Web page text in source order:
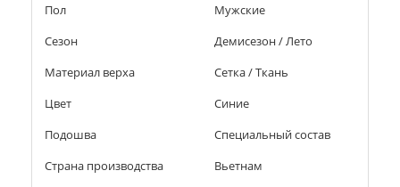
Пол
Мужские
Сезон
Демисезон / Лето
Материал верха
Сетка / Ткань
Цвет
Синие
Подошва
Специальный состав
Страна производства
Вьетнам